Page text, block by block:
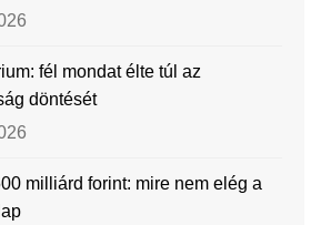
fél mondat élte túl az
döntését
milliárd forint: mire nem elég a